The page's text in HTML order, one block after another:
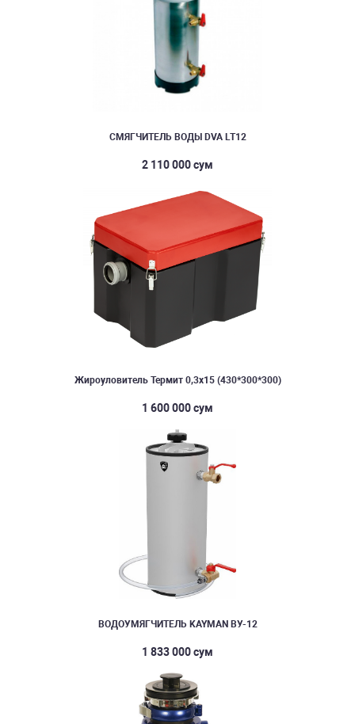
СМЯГЧИТЕЛЬ ВОДЫ DVA LT12
2 110 000 сум
Жироуловитель Термит 0,3х15 (430*300*300)
1 600 000 сум
ВОДОУМЯГЧИТЕЛЬ KAYMAN ВУ-12
1 833 000 сум